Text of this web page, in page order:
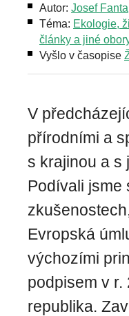
Autor: Josef Fanta
Téma: Ekologie,
články a jiné
Vyšlo v časopise
V
přírodními a
s krajinou a s
Podívali jsme
Evropská
výchozími
podpisem v r.
republika.